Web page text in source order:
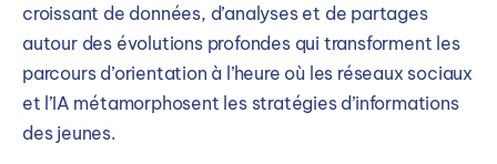
croissant de données, d’analyses et de partages
autour des évolutions profondes qui transforment les
parcours d’orientation à l’heure où les réseaux sociaux
et l’IA métamorphosent les stratégies d’informations
des jeunes.